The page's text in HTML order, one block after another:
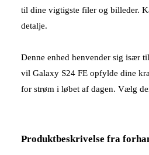
til dine vigtigste filer og billeder.
detalje.
Denne enhed henvender sig især
vil Galaxy S24 FE opfylde dine
for strøm i løbet af dagen. Vælg
Produktbeskrivelse fra